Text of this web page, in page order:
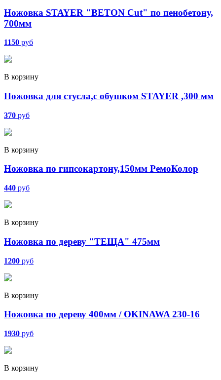
Ножовка STAYER "BETON Cut" по пенобетону,
700мм
1150 руб
В корзину
Ножовка для стусла,с обушком STAYER ,300 мм
370 руб
В корзину
Ножовка по гипсокартону,150мм РемоКолор
440 руб
В корзину
Ножовка по дереву "ТЕЩА" 475мм
1200 руб
В корзину
Ножовка по дереву 400мм / OKINAWA 230-16
1930 руб
В корзину